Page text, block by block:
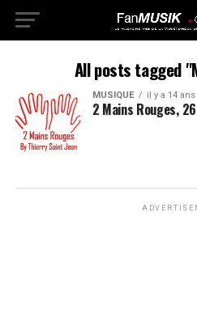
All posts tagged
MUSIQUE il y a 14 ans
2 Mains Rouges,